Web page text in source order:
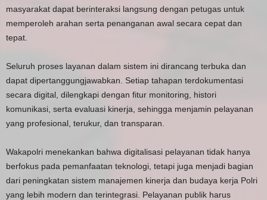
masyarakat dapat berinteraksi langsung dengan petugas untuk
memperoleh arahan serta penanganan awal secara cepat dan
tepat.
Seluruh proses layanan dalam sistem ini dirancang terbuka dan
dapat dipertanggungjawabkan. Setiap tahapan terdokumentasi
secara digital, dilengkapi dengan fitur monitoring, histori
komunikasi, serta evaluasi kinerja, sehingga menjamin pelayanan
yang profesional, terukur, dan transparan.
Wakapolri menekankan bahwa digitalisasi pelayanan tidak hanya
berfokus pada pemanfaatan teknologi, tetapi juga menjadi bagian
dari peningkatan sistem manajemen kinerja dan budaya kerja Polri
yang lebih modern dan terintegrasi. Pelayanan publik harus